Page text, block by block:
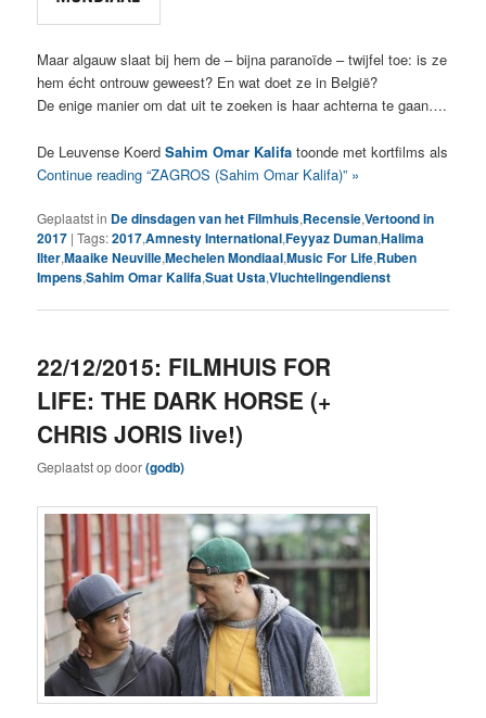
Maar algauw slaat bij hem de – bijna paranoïde – twijfel toe: is ze
hem écht ontrouw geweest? En wat doet ze in België?
De enige manier om dat uit te zoeken is haar achterna te gaan….
De Leuvense KoerdSahim Omar Kalifa toonde met kortfilms als
Continue reading “ZAGROS (Sahim Omar Kalifa)” »
Geplaatst in De dinsdagen van het Filmhuis,Recensie,Vertoond in
2017 |Tags:2017,Amnesty International,Feyyaz Duman,Halima
Ilter,Maaike Neuville,Mechelen Mondiaal,Music For Life,Ruben
Impens,Sahim Omar Kalifa,Suat Usta,Vluchtelingendienst
22/12/2015: FILMHUIS FOR
LIFE: THE DARK HORSE (+
CHRIS JORIS live!)
Geplaatst opdoor(godb)